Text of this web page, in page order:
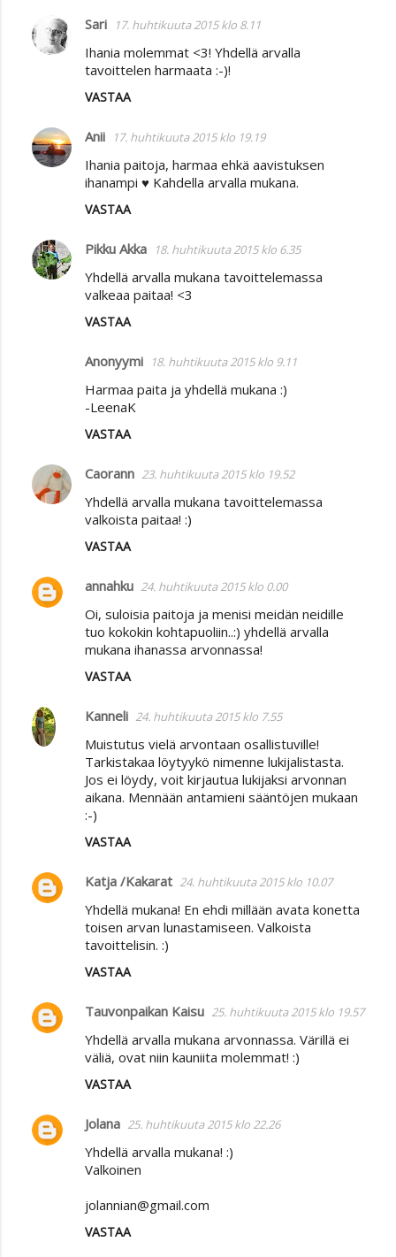
Sari 17. huhtikuuta 2015 klo 8.11
Ihania molemmat <3! Yhdellä arvalla
tavoittelen harmaata :-)!
VASTAA
Anii 17. huhtikuuta 2015 klo 19.19
Ihania paitoja, harmaa ehkä aavistuksen
ihanampi ♥ Kahdella arvalla mukana.
VASTAA
Pikku Akka 18. huhtikuuta 2015 klo 6.35
Yhdellä arvalla mukana tavoittelemassa
valkeaa paitaa! <3
VASTAA
Anonyymi 18. huhtikuuta 2015 klo 9.11
Harmaa paita ja yhdellä mukana :)
-LeenaK
VASTAA
Caorann 23. huhtikuuta 2015 klo 19.52
Yhdellä arvalla mukana tavoittelemassa
valkoista paitaa! :)
VASTAA
annahku 24. huhtikuuta 2015 klo 0.00
Oi, suloisia paitoja ja menisi meidän neidille
tuo kokokin kohtapuoliin..:) yhdellä arvalla
mukana ihanassa arvonnassa!
VASTAA
Kanneli 24. huhtikuuta 2015 klo 7.55
Muistutus vielä arvontaan osallistuville!
Tarkistakaa löytyykö nimenne lukijalistasta.
Jos ei löydy, voit kirjautua lukijaksi arvonnan
aikana. Mennään antamieni sääntöjen mukaan
:-)
VASTAA
Katja /Kakarat 24. huhtikuuta 2015 klo 10.07
Yhdellä mukana! En ehdi millään avata konetta
toisen arvan lunastamiseen. Valkoista
tavoittelisin. :)
VASTAA
Tauvonpaikan Kaisu 25. huhtikuuta 2015 klo 19.57
Yhdellä arvalla mukana arvonnassa. Värillä ei
väliä, ovat niin kauniita molemmat! :)
VASTAA
Jolana 25. huhtikuuta 2015 klo 22.26
Yhdellä arvalla mukana! :)
Valkoinen
jolannian@gmail.com
VASTAA